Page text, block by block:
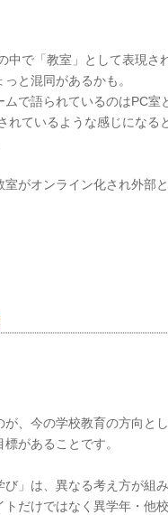
中で「教室」として表現
と混同があるかも。
で語られているのはPC室
れているような感じになる
室がオンライン化され外部
が、今の学校教育の方向と
があることです。
び」は、異なる考え方が組
トだけではなく異学年・他